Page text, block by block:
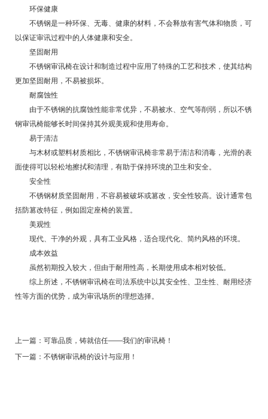
环保健康
不锈钢是一种环保、无毒、健康的材料，不会释放有害气体和物质，可
以保证审讯过程中的人体健康和安全。
坚固耐用
不锈钢审讯椅在设计和制造过程中应用了特殊的工艺和技术，使其结构
更加坚固耐用，不易被损坏。
耐腐蚀性
由于不锈钢的抗腐蚀性能非常优异，不易被水、空气等削弱，所以不锈
钢审讯椅能够长时间保持其外观美观和使用寿命。
易于清洁
与木材或塑料材质相比，不锈钢审讯椅非常易于清洁和消毒，光滑的表
面使得可以轻松地擦拭和清理，有助于保持环境的卫生和安全。
安全性
不锈钢材质坚固耐用，不容易被破坏或篡改，安全性较高。设计通常包
括防篡改特征，例如固定座椅的装置。
美观性
现代、干净的外观，具有工业风格，适合现代化、简约风格的环境。
成本效益
虽然初期投入较大，但由于耐用性高，长期使用成本相对较低。
综上所述，不锈钢审讯椅在司法系统中以其安全性、卫生性、耐用经济
性等方面的优势，成为审讯场所的理想选择。
上一篇： 可靠品质，铸就信任——我们的审讯椅！
下一篇： 不锈钢审讯椅的设计与应用！